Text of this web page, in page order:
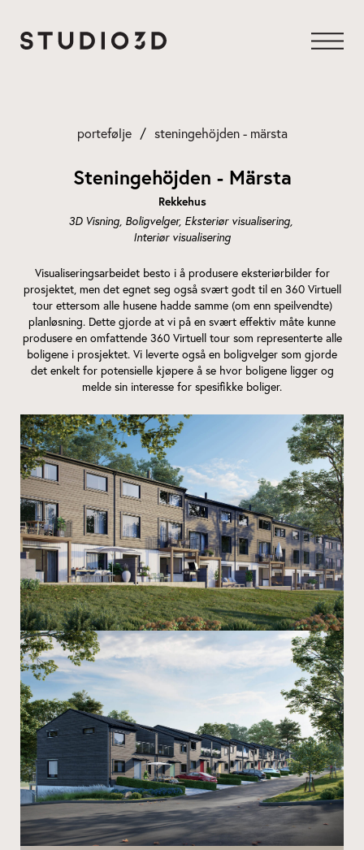
portefølje steningehöjden - märsta
Steningehöjden - Märsta
Rekkehus
3D Visning Boligvelger Eksteriør visualisering
Interiør visualisering
Visualiseringsarbeidet besto i å produsere eksteriørbilder for
prosjektet, men det egnet seg også svært godt til en 360 Virtuell
tour ettersom alle husene hadde samme (om enn speilvendte)
planløsning. Dette gjorde at vi på en svært effektiv måte kunne
produsere en omfattende 360 Virtuell tour som representerte alle
boligene i prosjektet. Vi leverte også en boligvelger som gjorde
det enkelt for potensielle kjøpere å se hvor boligene ligger og
melde sin interesse for spesifikke boliger.